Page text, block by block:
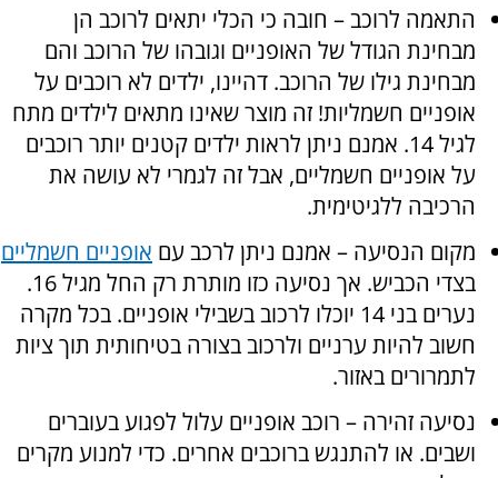
התאמה לרוכב – חובה כי הכלי יתאים לרוכב הן
מבחינת הגודל של האופניים וגובהו של הרוכב והם
מבחינת גילו של הרוכב. דהיינו, ילדים לא רוכבים על
אופניים חשמליות! זה מוצר שאינו מתאים לילדים מתח
לגיל 14. אמנם ניתן לראות ילדים קטנים יותר רוכבים
על אופניים חשמליים, אבל זה לגמרי לא עושה את
הרכיבה ללגיטימית.
מקום הנסיעה – אמנם ניתן לרכב עם אופניים חשמליים
בצדי הכביש. אך נסיעה כזו מותרת רק החל מגיל 16.
נערים בני 14 יוכלו לרכוב בשבילי אופניים. בכל מקרה
חשוב להיות ערניים ולרכוב בצורה בטיחותית תוך ציות
לתמרורים באזור.
נסיעה זהירה – רוכב אופניים עלול לפגוע בעוברים
ושבים. או להתנגש ברוכבים אחרים. כדי למנוע מקרים